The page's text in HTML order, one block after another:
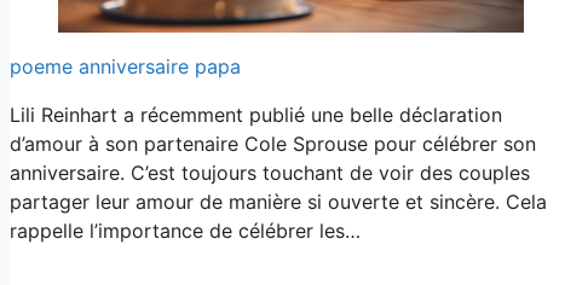
poeme anniversaire papa
Lili Reinhart a récemment publié une belle déclaration
d’amour à son partenaire Cole Sprouse pour célébrer son
anniversaire. C’est toujours touchant de voir des couples
partager leur amour de manière si ouverte et sincère. Cela
rappelle l’importance de célébrer les…